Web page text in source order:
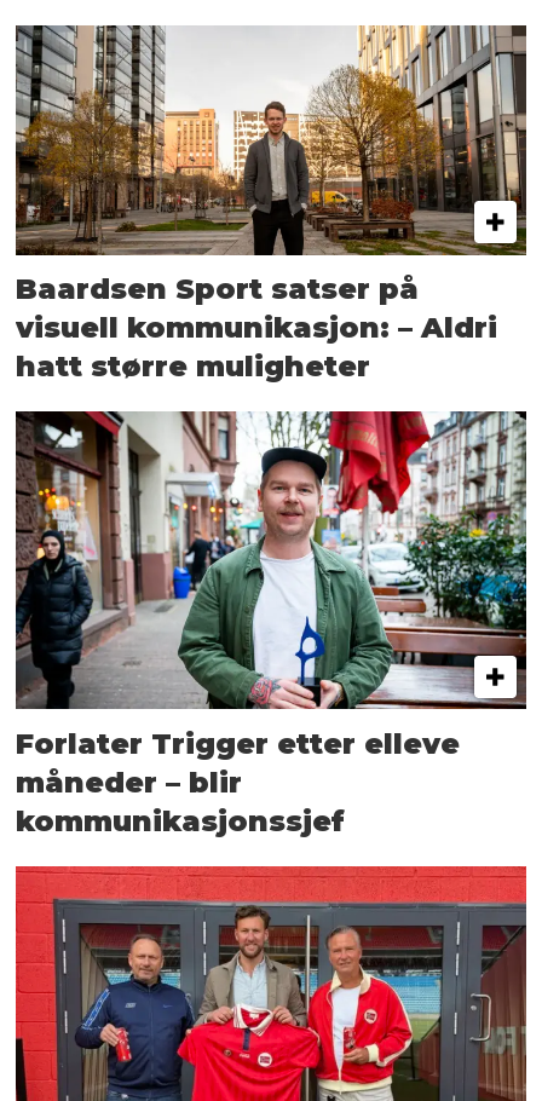
Baardsen Sport satser på
visuell kommunikasjon: – Aldri
hatt større muligheter
Forlater Trigger etter elleve
måneder – blir
kommunikasjonssjef